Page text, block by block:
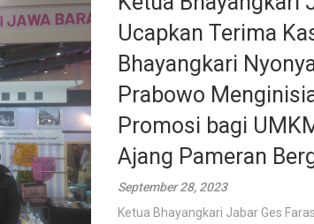
Ucapkan Terima
Bhayangkari
Prabowo
Promosi bagi
Ajang Pameran
September 28, 2023
Ketua Bhayangkari Jabar Ges